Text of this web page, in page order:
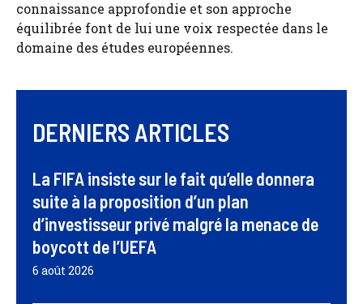
connaissance approfondie et son approche
équilibrée font de lui une voix respectée dans le
domaine des études européennes.
DERNIERS ARTICLES
La FIFA insiste sur le fait qu’elle donnera
suite à la proposition d’un plan
d’investisseur privé malgré la menace de
boycott de l’UEFA
6 août 2026